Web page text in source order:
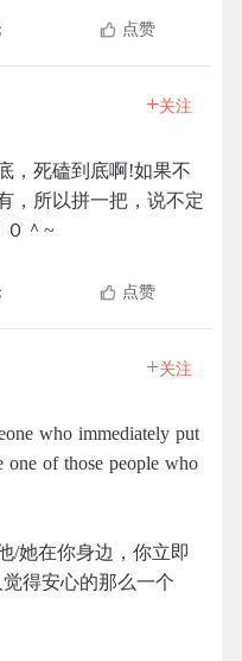
点赞
+关注
，死磕到底啊!如果不
，所以拼一把，说不定
０＾~
点赞
+关注
who immediately put
one of those people who
/她在你身边，你立即
得安心的那么一个